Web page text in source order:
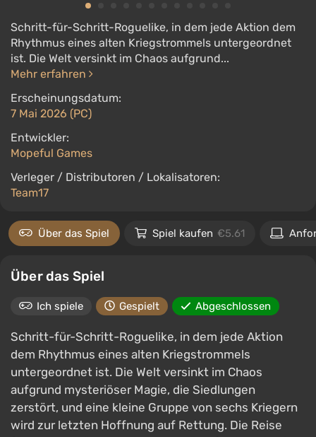
Schritt-für-Schritt-Roguelike, in dem jede Aktion dem
Rhythmus eines alten Kriegstrommels untergeordnet
ist. Die Welt versinkt im Chaos aufgrund...
Mehr erfahren
Erscheinungsdatum:
7 Mai 2026 (PC)
Entwickler:
Mopeful Games
Verleger / Distributoren / Lokalisatoren:
Team17
Über das Spiel Spiel kaufen €5.61
Über das Spiel
Ich spiele Gespielt Abgeschlossen
Schritt-für-Schritt-Roguelike, in dem jede Aktion
dem Rhythmus eines alten Kriegstrommels
untergeordnet ist. Die Welt versinkt im Chaos
aufgrund mysteriöser Magie, die Siedlungen
zerstört, und eine kleine Gruppe von sechs Kriegern
wird zur letzten Hoffnung auf Rettung. Die Reise